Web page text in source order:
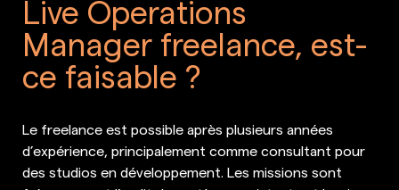
Live Operations
Manager freelance, est-
ce faisable ?
Le freelance est possible après plusieurs années
d’expérience, principalement comme consultant pour
des studios en développement. Les missions sont